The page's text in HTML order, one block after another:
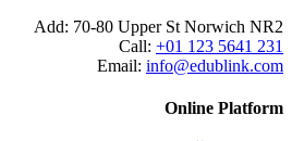
Add: 70-80 Upper St Norwich NR2
Call: +01 123 5641 231
Email: info@edublink.com
Online Platform